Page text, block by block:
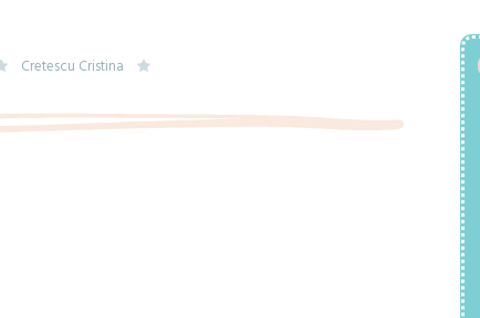
Cretescu Cristina